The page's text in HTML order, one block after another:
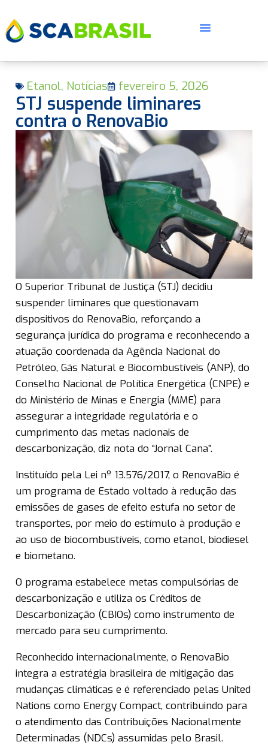
Etanol, Notícias fevereiro 5, 2026
STJ suspende liminares
contra o RenovaBio
O Superior Tribunal de Justiça (STJ) decidiu
suspender liminares que questionavam
dispositivos do RenovaBio, reforçando a
segurança jurídica do programa e reconhecendo a
atuação coordenada da Agência Nacional do
Petróleo, Gás Natural e Biocombustíveis (ANP), do
Conselho Nacional de Política Energética (CNPE) e
do Ministério de Minas e Energia (MME) para
assegurar a integridade regulatória e o
cumprimento das metas nacionais de
descarbonização, diz nota do “Jornal Cana”.
Instituído pela Lei nº 13.576/2017, o RenovaBio é
um programa de Estado voltado à redução das
emissões de gases de efeito estufa no setor de
transportes, por meio do estímulo à produção e
ao uso de biocombustíveis, como etanol, biodiesel
e biometano.
O programa estabelece metas compulsórias de
descarbonização e utiliza os Créditos de
Descarbonização (CBIOs) como instrumento de
mercado para seu cumprimento.
Reconhecido internacionalmente, o RenovaBio
integra a estratégia brasileira de mitigação das
mudanças climáticas e é referenciado pelas United
Nations como Energy Compact, contribuindo para
o atendimento das Contribuições Nacionalmente
Determinadas (NDCs) assumidas pelo Brasil.